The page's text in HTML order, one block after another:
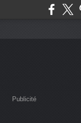
Publicité